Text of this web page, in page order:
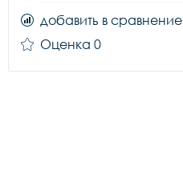
добавить в сравнение
Оценка 0